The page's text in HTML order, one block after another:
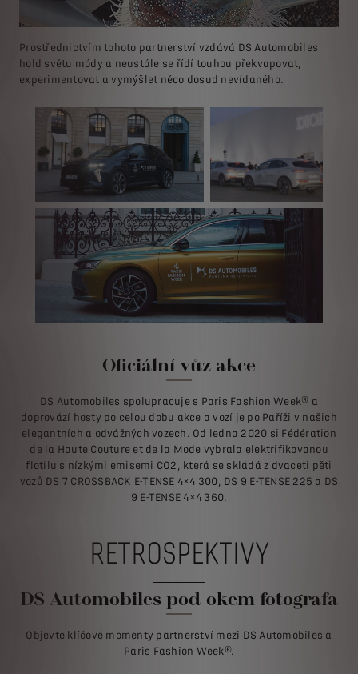
Prostřednictvím tohoto partnerství vzdává DS Automobiles
hold světu módy a neustále se řídí touhou překvapovat,
experimentovat a vymýšlet něco dosud nevídaného.
Oficiální vůz akce
DS Automobiles spolupracuje s Paris Fashion Week® a
doprovází hosty po celou dobu akce a vozí je po Paříži v našich
elegantních a odvážných vozech. Od ledna 2020 si Fédération
de la Haute Couture et de la Mode vybrala elektrifikovanou
flotilu s nízkými emisemi CO2, která se skládá z dvaceti pěti
vozů DS 7 CROSSBACK E-TENSE 4×4 300, DS 9 E-TENSE 225 a DS
9 E-TENSE 4×4 360.
RETROSPEKTIVY
DS Automobiles pod okem fotografa
Objevte klíčové momenty partnerství mezi DS Automobiles a
Paris Fashion Week®.